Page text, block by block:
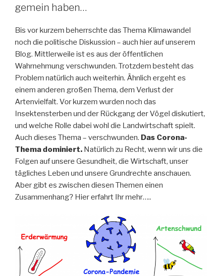
und
gemein haben…
Bis vor kurzem beherrschte das Thema Klimawandel
noch die politische Diskussion – auch hier auf unserem
Blog. Mittlerweile ist es aus der öffentlichen
Wahrnehmung verschwunden. Trotzdem besteht das
Problem natürlich auch weiterhin. Ähnlich ergeht es
einem anderen großen Thema, dem Verlust der
Artenvielfalt. Vor kurzem wurden noch das
Insektensterben und der Rückgang der Vögel diskutiert,
und welche Rolle dabei wohl die Landwirtschaft spielt.
Auch dieses Thema – verschwunden. Das Corona-
Thema dominiert. Natürlich zu Recht, wenn wir uns die
Folgen auf unsere Gesundheit, die Wirtschaft, unser
tägliches Leben und unsere Grundrechte anschauen.
Aber gibt es zwischen diesen Themen einen
Zusammenhang? Hier erfahrt Ihr mehr…..